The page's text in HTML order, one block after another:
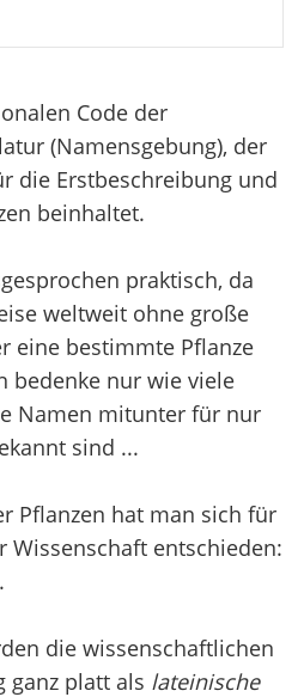
Code der
(Namensgebung), der
die Erstbeschreibung und
beinhaltet.
praktisch, da
weltweit ohne große
eine bestimmte Pflanze
bedenke nur wie viele
Namen mitunter für nur
sind ...
Pflanzen hat man sich für
Wissenschaft entschieden:
die wissenschaftlichen
ganz platt als lateinische